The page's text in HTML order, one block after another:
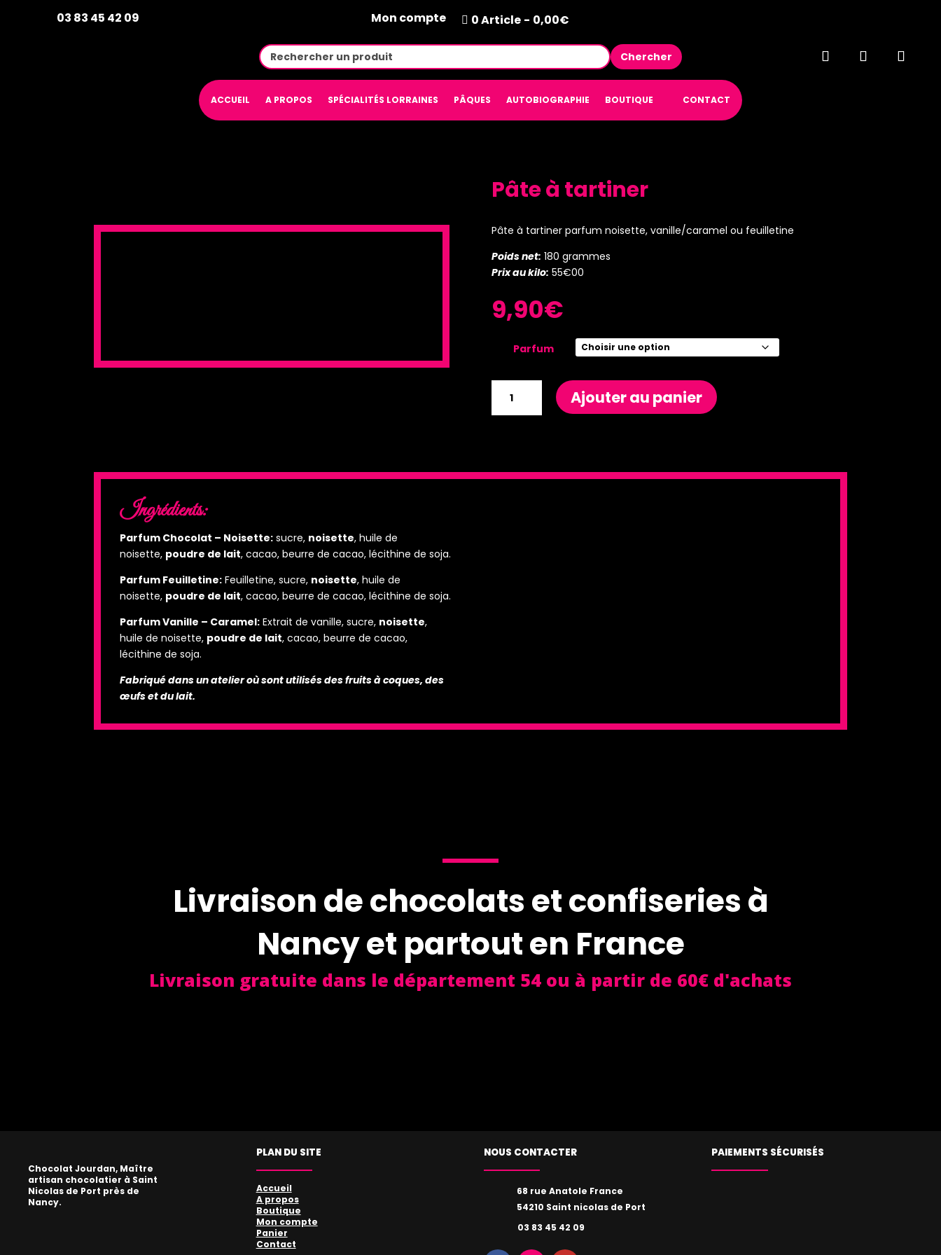
03 83 45 42 09 Mon compte 0 Article 0,00€
Chercher
ACCUEIL A PROPOS SPÉCIALITÉS LORRAINES PÂQUES AUTOBIOGRAPHIE BOUTIQUE CONTACT
Pâte à tartiner
Pâte à tartiner parfum noisette, vanille/caramel ou feuilletine
Poids net: 180 grammes
Prix au kilo: 55€00
9,90€
Parfum
Ajouter au panier
Ingrédients:
Parfum Chocolat – Noisette: sucre, noisette, huile de
noisette, poudre de lait, cacao, beurre de cacao, lécithine de soja.
Parfum Feuilletine: Feuilletine, sucre, noisette, huile de
noisette, poudre de lait, cacao, beurre de cacao, lécithine de soja.
Parfum Vanille – Caramel: Extrait de vanille, sucre, noisette,
huile de noisette, poudre de lait, cacao, beurre de cacao,
lécithine de soja.
Fabriqué dans un atelier où sont utilisés des fruits à coques, des
œufs et du lait.
Livraison de chocolats et confiseries à
Nancy et partout en France
Livraison gratuite dans le département 54 ou à partir de 60€ d'achats
Chocolat Jourdan, Maître
artisan chocolatier à Saint
Nicolas de Port près de
Nancy.
PLAN DU SITE
Accueil
A propos
Boutique
Mon compte
Panier
Contact
NOUS CONTACTER
68 rue Anatole France
54210 Saint nicolas de Port
03 83 45 42 09
PAIEMENTS SÉCURISÉS